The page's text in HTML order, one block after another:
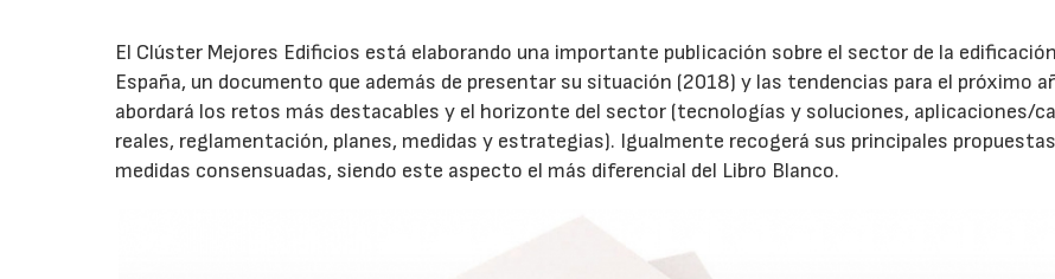
El Clúster Mejores Edificios está elaborando una importante publicación sobre el sector de la
España, un documento que además de presentar su situación (2018) y las tendencias para el próximo
abordará los retos más destacables y el horizonte del sector (tecnologías y soluciones, aplicaciones/
reales, reglamentación, planes, medidas y estrategias). Igualmente recogerá sus principales
medidas consensuadas, siendo este aspecto el más diferencial del Libro Blanco.